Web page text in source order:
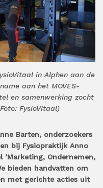
in Alphen aan de
aan het MOVES-
en samenwerking zocht
FysioVitaal)
Barten, onderzoekers
bij Fysiopraktijk Anno
Ondernemen,
bieden handvatten om
met gerichte acties uit